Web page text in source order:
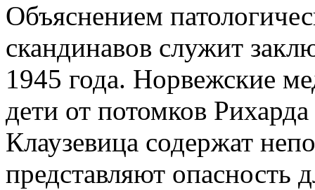
Объяснением
скандинавов служит
1945 года. Норвежские
дети от потомков
Клаузевица содержат
представляют опасность